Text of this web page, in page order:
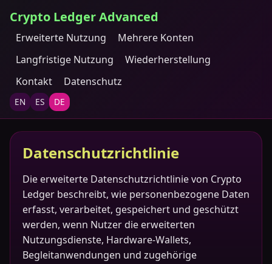
Crypto Ledger Advanced
Erweiterte Nutzung
Mehrere Konten
Langfristige Nutzung
Wiederherstellung
Kontakt
Datenschutz
EN ES DE
Datenschutzrichtlinie
Die erweiterte Datenschutzrichtlinie von Crypto
Ledger beschreibt, wie personenbezogene Daten
erfasst, verarbeitet, gespeichert und geschützt
werden, wenn Nutzer die erweiterten
Nutzungsdienste, Hardware-Wallets,
Begleitanwendungen und zugehörige